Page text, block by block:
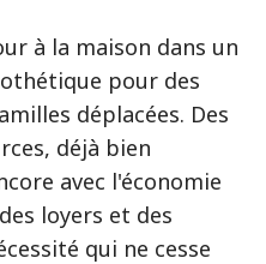
à la maison dans un
pour des
déplacées. Des
déjà bien
avec l'économie
loyers et des
qui ne cesse